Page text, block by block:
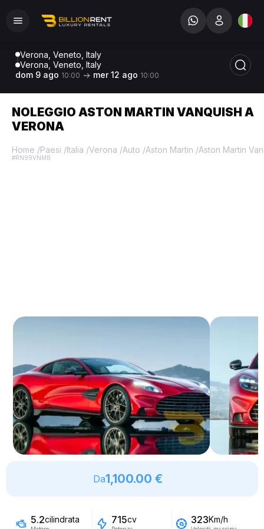
Verona, Veneto, Italy
Verona, Veneto, Italy
dom 9 ago 10:00 mer 12 ago 10:00
NOLEGGIO ASTON MARTIN VANQUISH A
VERONA
Home /Paesi /Italia /Verona /Auto /Aston Martin /Aston Martin
#RN99VNMB
Da1,100.00 €
5.2cilindrata 715cv 323Km/h